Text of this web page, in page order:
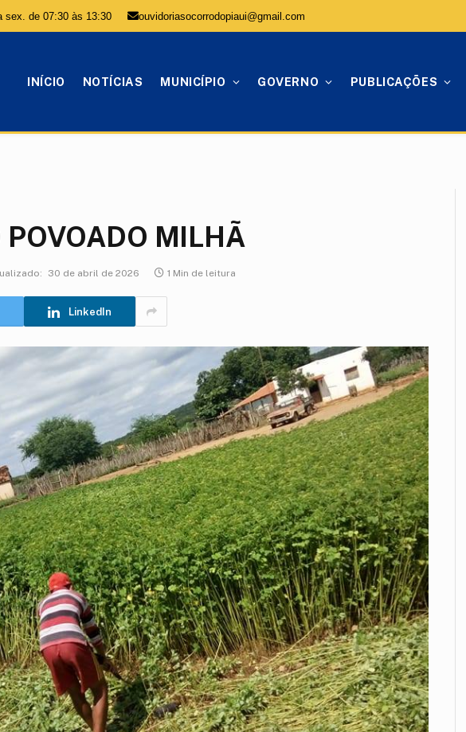
sex. de 07:30 às 13:30 ouvidoriasocorrodopiaui@gmail.com
INÍCIO NOTÍCIAS MUNICÍPIO GOVERNO PUBLICAÇÕES
MILHÃ
30 de abril de 2026 1 Min de leitura
LinkedIn